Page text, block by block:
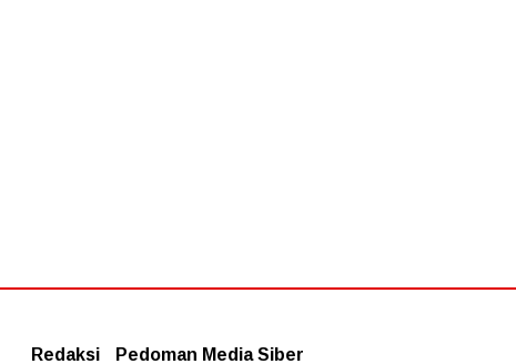
Redaksi
Pedoman Media Siber